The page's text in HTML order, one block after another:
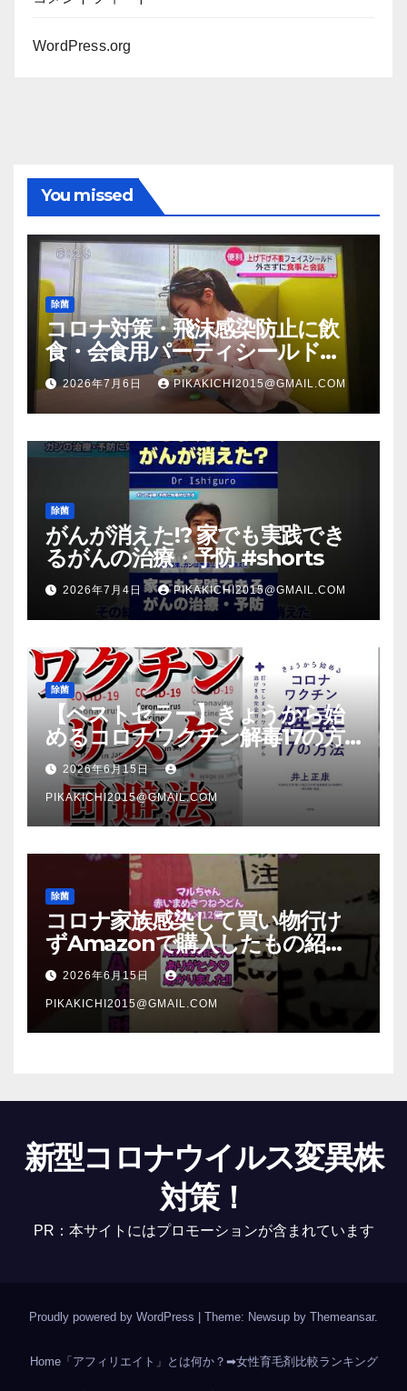
WordPress.org
You missed
除菌
コロナ対策・飛沫感染防止に飲
食・会食用パーティシールド
（マスク会食代替品）ＦＢＣ福井
放送のＴＶ番組での紹介映像
2026年7月6日 PIKAKICHI2015@GMAIL.COM
除菌
がんが消えた!? 家でも実践でき
るがんの治療・予防 #shorts
2026年7月4日 PIKAKICHI2015@GMAIL.COM
除菌
【ベストセラー】きょうから始
めるコロナワクチン解毒17の方
法【本要約】
2026年6月15日
PIKAKICHI2015@GMAIL.COM
除菌
コロナ家族感染して買い物行け
ずAmazonで購入したもの紹
介 #Shorts
2026年6月15日
PIKAKICHI2015@GMAIL.COM
新型コロナウイルス変異株
対策！
PR：本サイトにはプロモーションが含まれています
Proudly powered by WordPress Theme: Newsup by Themeansar.
Home「アフィリエイト」とは何か？ ➡女性育毛剤比較ランキング